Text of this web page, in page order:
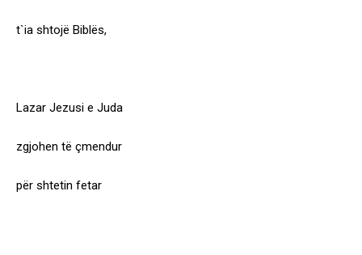
t`ia shtojë Biblës,
Lazar Jezusi e Juda
zgjohen të çmendur
për shtetin fetar